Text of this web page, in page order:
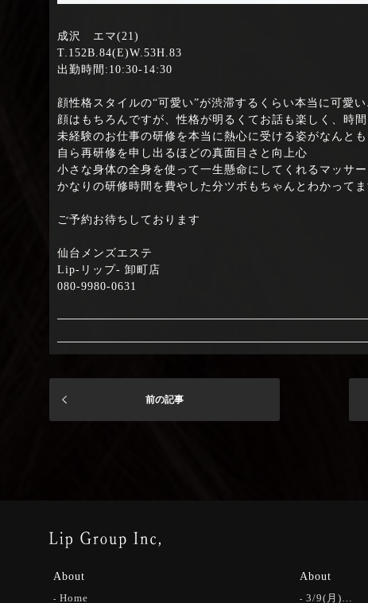
成沢 エマ(21)
T.152B.84(E)W.53H.83
出勤時間:10:30-14:30
顔性格スタイルの“可愛い”が渋滞するくらい本当に可愛
顔はもちろんですが、性格が明るくてお話も楽しく、時
未経験のお仕事の研修を本当に熱心に受ける姿がなんと
自ら再研修を申し出るほどの真面目さと向上心
小さな身体の全身を使って一生懸命にしてくれるマッサ
かなりの研修時間を費やした分ツボもちゃんとわかってま
ご予約お待ちしております
仙台メンズエステ
Lip-リップ- 卸町店
080-9980-0631
前の記事
About
Home
About
3/9(月)…